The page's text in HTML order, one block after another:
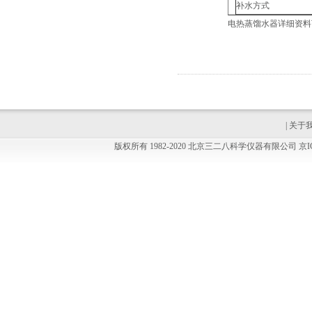
补水方式
电热蒸馏水器详细资
关于
版权所有 1982-2020 北京三二八科学仪器有限公司 京